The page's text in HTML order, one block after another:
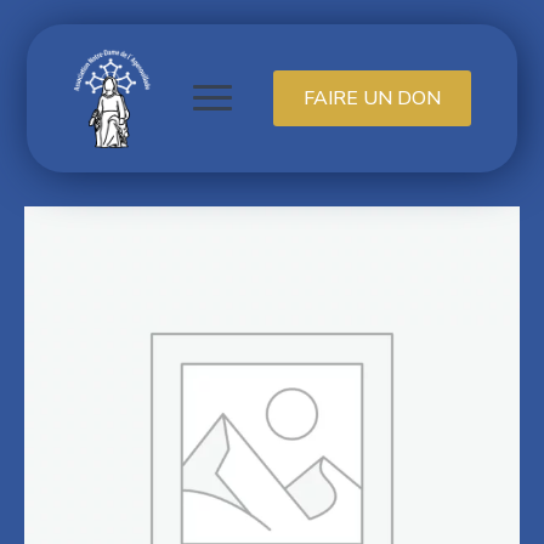
FAIRE UN DON